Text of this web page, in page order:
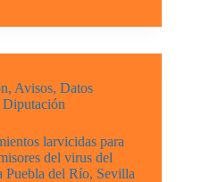
, Avisos, Datos
Diputación
larvicidas para
del virus del
del Río, Sevilla